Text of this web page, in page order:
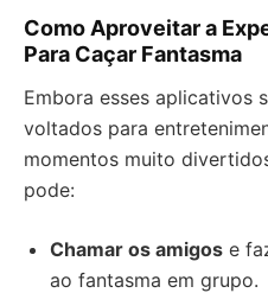
Como Aproveitar a
Para Caçar Fantasma
Embora esses aplicativos
voltados para
momentos muito
pode:
Chamar os amigos e
ao fantasma em grupo.